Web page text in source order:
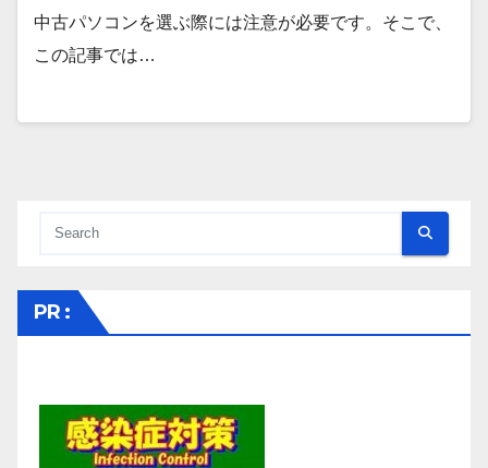
中古パソコンを選ぶ際には注意が必要です。そこで、
この記事では…
PR :